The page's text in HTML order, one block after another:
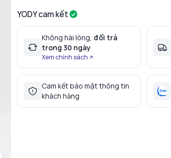
YODY cam kết
Không hài lòng, đổi trả
trong 30 ngày
Xem chính sách
Cam kết bảo mật thông tin
khách hàng